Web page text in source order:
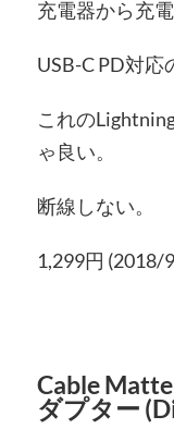
充電器から充
USB-C PD対応
これの
ゃ良い。
断線しない。
1,299円 (2018/
Cable
ダプター